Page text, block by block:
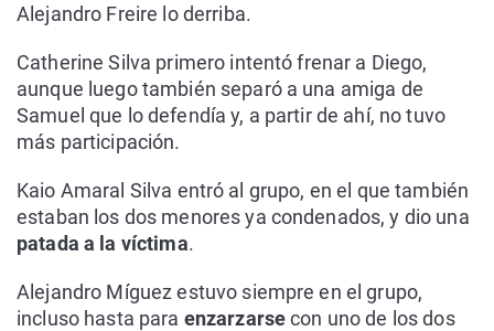
Alejandro Freire lo derriba.
Catherine Silva primero intentó frenar a Diego,
aunque luego también separó a una amiga de
Samuel que lo defendía y, a partir de ahí, no tuvo
más participación.
Kaio Amaral Silva entró al grupo, en el que también
estaban los dos menores ya condenados, y dio una
patada a la víctima.
Alejandro Míguez estuvo siempre en el grupo,
incluso hasta para enzarzarsecon uno de los dos